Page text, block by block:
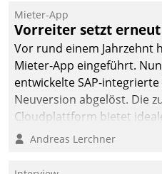
Die monatlichen
Mitteilungen zum
Heizungs- und
Wasserverbrauch gehen
automatisiert, vollständig
und auf Wunsch über
mehrere zuvor
Kommunikationswege bei
Mieter-App
Vorreiter setzt
Vor rund einem Jahrzehnt
Mieter-App eingeführt.
entwickelte SAP-
Neuversion abgelöst. Die
Cloudplattform bietet
die Funktionalität der App
integrieren.
Andreas Lerchner